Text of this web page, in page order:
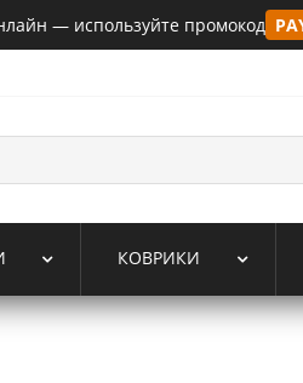
— используйте промокод
КОВРИКИ